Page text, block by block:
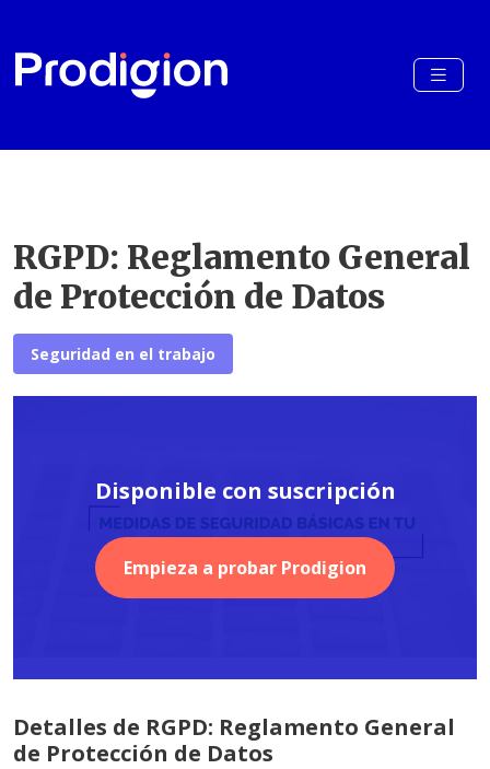
RGPD: Reglamento General
de Protección de Datos
Seguridad en el trabajo
Disponible con suscripción
Empieza a probar Prodigion
Detalles de RGPD: Reglamento General
de Protección de Datos